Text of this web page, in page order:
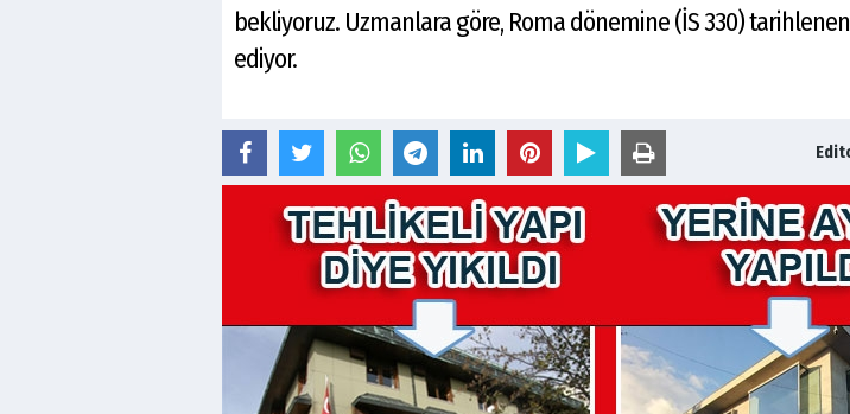
bekliyoruz. Uzmanlara göre, Roma dönemine (İS 330)
ediyor.